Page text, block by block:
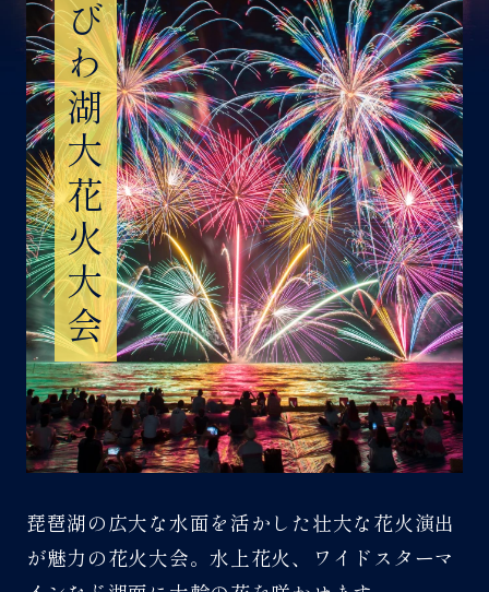
びわ湖大花火大会
琵琶湖の広大な水面を活かした壮大な花火演出
が魅力の花火大会。水上花火、ワイドスターマ